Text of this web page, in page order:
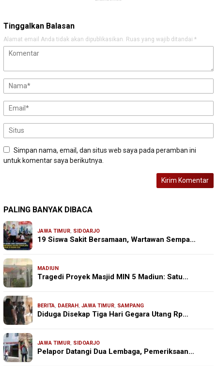
Tinggalkan Balasan
Alamat email Anda tidak akan dipublikasikan. Ruas yang wajib ditandai *
Simpan nama, email, dan situs web saya pada peramban ini
untuk komentar saya berikutnya.
PALING BANYAK DIBACA
JAWA TIMUR, SIDOARJO
19 Siswa Sakit Bersamaan, Wartawan Sempa…
MADIUN
Tragedi Proyek Masjid MIN 5 Madiun: Satu…
BERITA, DAERAH , JAWA TIMUR, SAMPANG
Diduga Disekap Tiga Hari Gegara Utang Rp…
JAWA TIMUR, SIDOARJO
Pelapor Datangi Dua Lembaga, Pemeriksaan…